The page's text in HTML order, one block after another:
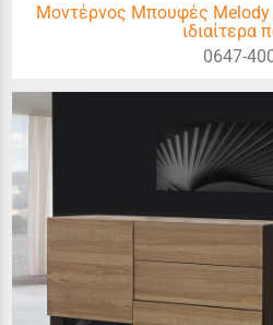
Μοντέρνος Μπουφές Melody
ιδιαίτερα
0647-